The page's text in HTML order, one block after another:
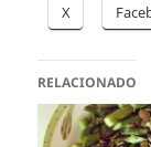
X
RELACIONADO